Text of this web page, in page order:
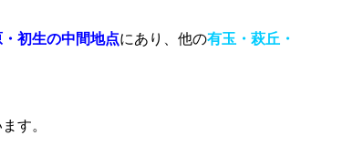
初生の中間地点にあり、他の有玉・萩丘・
す。